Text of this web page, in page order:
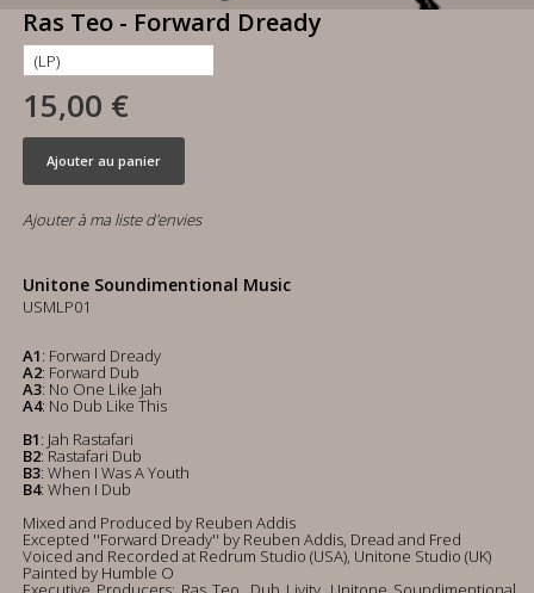
Ras Teo - Forward Dready
15,00 €
Ajouter au panier
Ajouter à ma liste d'envies
Unitone Soundimentional Music
USMLP01
A1: Forward Dready
A2: Forward Dub
A3: No One Like Jah
A4: No Dub Like This
B1: Jah Rastafari
B2: Rastafari Dub
B3: When I Was A Youth
B4: When I Dub
Mixed and Produced by Reuben Addis
Excepted ''Forward Dready'' by Reuben Addis, Dread and Fred
Voiced and Recorded at Redrum Studio (USA), Unitone Studio (UK)
Painted by Humble O